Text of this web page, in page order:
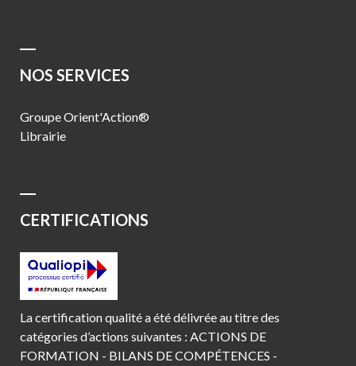
NOS SERVICES
Groupe Orient'Action®
Librairie
CERTIFICATIONS
La certification qualité a été délivrée au titre des
catégories d’actions suivantes : ACTIONS DE
FORMATION - BILANS DE COMPÉTENCES -